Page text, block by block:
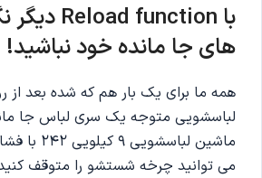
با Reload function دیگر
های جا مانده خود نباشید!
همه ما برای یک بار هم که شده بعد
لباسشویی متوجه یک سری لباس جا
می توانید چرخه شستشو را متوقف